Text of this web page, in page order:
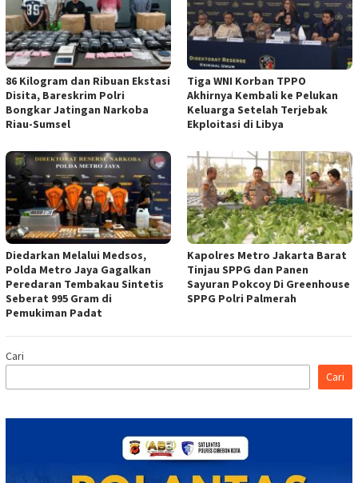
86 Kilogram dan Ribuan Ekstasi
Disita, Bareskrim Polri
Bongkar Jatingan Narkoba
Riau-Sumsel
Tiga WNI Korban TPPO
Akhirnya Kembali ke Pelukan
Keluarga Setelah Terjebak
Ekploitasi di Libya
Diedarkan Melalui Medsos,
Polda Metro Jaya Gagalkan
Peredaran Tembakau Sintetis
Seberat 995 Gram di
Pemukiman Padat
Kapolres Metro Jakarta Barat
Tinjau SPPG dan Panen
Sayuran Pokcoy Di Greenhouse
SPPG Polri Palmerah
Cari
Cari